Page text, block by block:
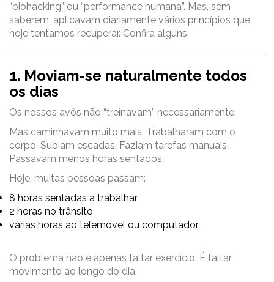
“biohacking” ou “performance humana”. Mas, sem
saberem, aplicavam diariamente vários princípios que
hoje tentamos recuperar. Confira alguns.
1. Moviam-se naturalmente todos
os dias
Os nossos avós não “treinavam” necessariamente.
Mas caminhavam muito mais. Trabalharam com o
corpo. Subiam escadas. Faziam tarefas manuais.
Passavam menos horas sentados.
Hoje, muitas pessoas passam:
8 horas sentadas a trabalhar
2 horas no trânsito
várias horas ao telemóvel ou computador
O problema não é apenas faltar exercício. É faltar
movimento ao longo do dia.